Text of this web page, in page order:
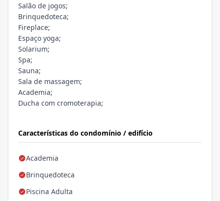
Características do condomínio / edifício
Academia
Brinquedoteca
Piscina Adulta
Salão de jogos;
Brinquedoteca;
Fireplace;
Espaço yoga;
Solarium;
Spa;
Sauna;
Sala de massagem;
Academia;
Ducha com cromoterapia;